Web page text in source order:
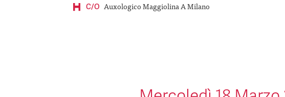
C/O Auxologico Maggiolina A Milano